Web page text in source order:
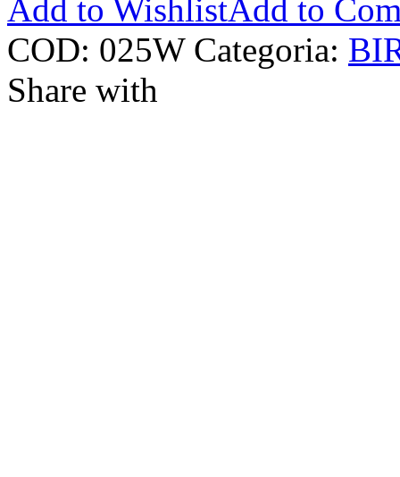
Add to WishlistAdd to
COD: 025W Categoria:
Share with